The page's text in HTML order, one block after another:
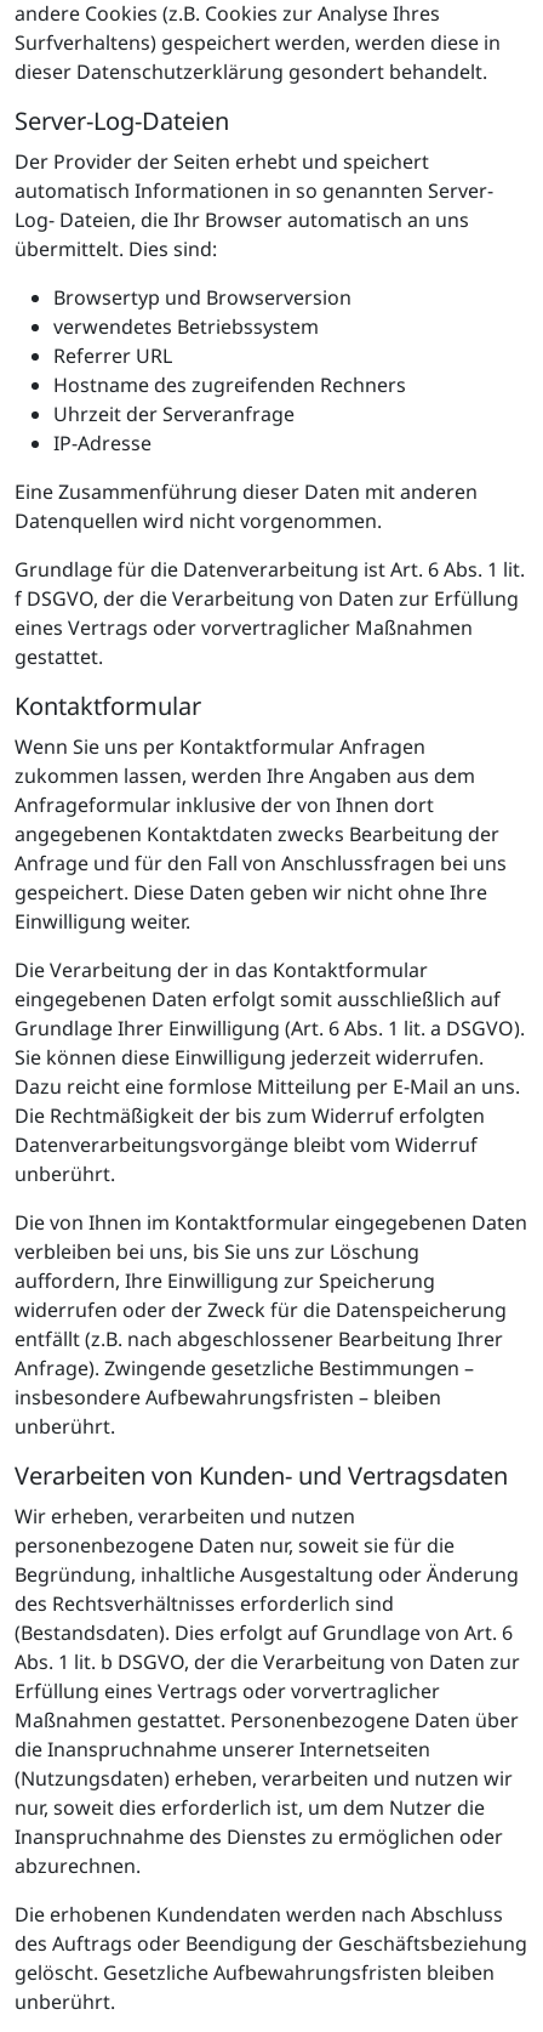
andere Cookies (z.B. Cookies zur Analyse Ihres
Surfverhaltens) gespeichert werden, werden diese in
dieser Datenschutzerklärung gesondert behandelt.
Server-Log-Dateien
Der Provider der Seiten erhebt und speichert
automatisch Informationen in so genannten Server-
Log- Dateien, die Ihr Browser automatisch an uns
übermittelt. Dies sind:
Browsertyp und Browserversion
verwendetes Betriebssystem
Referrer URL
Hostname des zugreifenden Rechners
Uhrzeit der Serveranfrage
IP-Adresse
Eine Zusammenführung dieser Daten mit anderen
Datenquellen wird nicht vorgenommen.
Grundlage für die Datenverarbeitung ist Art. 6 Abs. 1 lit.
f DSGVO, der die Verarbeitung von Daten zur Erfüllung
eines Vertrags oder vorvertraglicher Maßnahmen
gestattet.
Kontaktformular
Wenn Sie uns per Kontaktformular Anfragen
zukommen lassen, werden Ihre Angaben aus dem
Anfrageformular inklusive der von Ihnen dort
angegebenen Kontaktdaten zwecks Bearbeitung der
Anfrage und für den Fall von Anschlussfragen bei uns
gespeichert. Diese Daten geben wir nicht ohne Ihre
Einwilligung weiter.
Die Verarbeitung der in das Kontaktformular
eingegebenen Daten erfolgt somit ausschließlich auf
Grundlage Ihrer Einwilligung (Art. 6 Abs. 1 lit. a DSGVO).
Sie können diese Einwilligung jederzeit widerrufen.
Dazu reicht eine formlose Mitteilung per E-Mail an uns.
Die Rechtmäßigkeit der bis zum Widerruf erfolgten
Datenverarbeitungsvorgänge bleibt vom Widerruf
unberührt.
Die von Ihnen im Kontaktformular eingegebenen Daten
verbleiben bei uns, bis Sie uns zur Löschung
auffordern, Ihre Einwilligung zur Speicherung
widerrufen oder der Zweck für die Datenspeicherung
entfällt (z.B. nach abgeschlossener Bearbeitung Ihrer
Anfrage). Zwingende gesetzliche Bestimmungen –
insbesondere Aufbewahrungsfristen – bleiben
unberührt.
Verarbeiten von Kunden- und Vertragsdaten
Wir erheben, verarbeiten und nutzen
personenbezogene Daten nur, soweit sie für die
Begründung, inhaltliche Ausgestaltung oder Änderung
des Rechtsverhältnisses erforderlich sind
(Bestandsdaten). Dies erfolgt auf Grundlage von Art. 6
Abs. 1 lit. b DSGVO, der die Verarbeitung von Daten zur
Erfüllung eines Vertrags oder vorvertraglicher
Maßnahmen gestattet. Personenbezogene Daten über
die Inanspruchnahme unserer Internetseiten
(Nutzungsdaten) erheben, verarbeiten und nutzen wir
nur, soweit dies erforderlich ist, um dem Nutzer die
Inanspruchnahme des Dienstes zu ermöglichen oder
abzurechnen.
Die erhobenen Kundendaten werden nach Abschluss
des Auftrags oder Beendigung der Geschäftsbeziehung
gelöscht. Gesetzliche Aufbewahrungsfristen bleiben
unberührt.